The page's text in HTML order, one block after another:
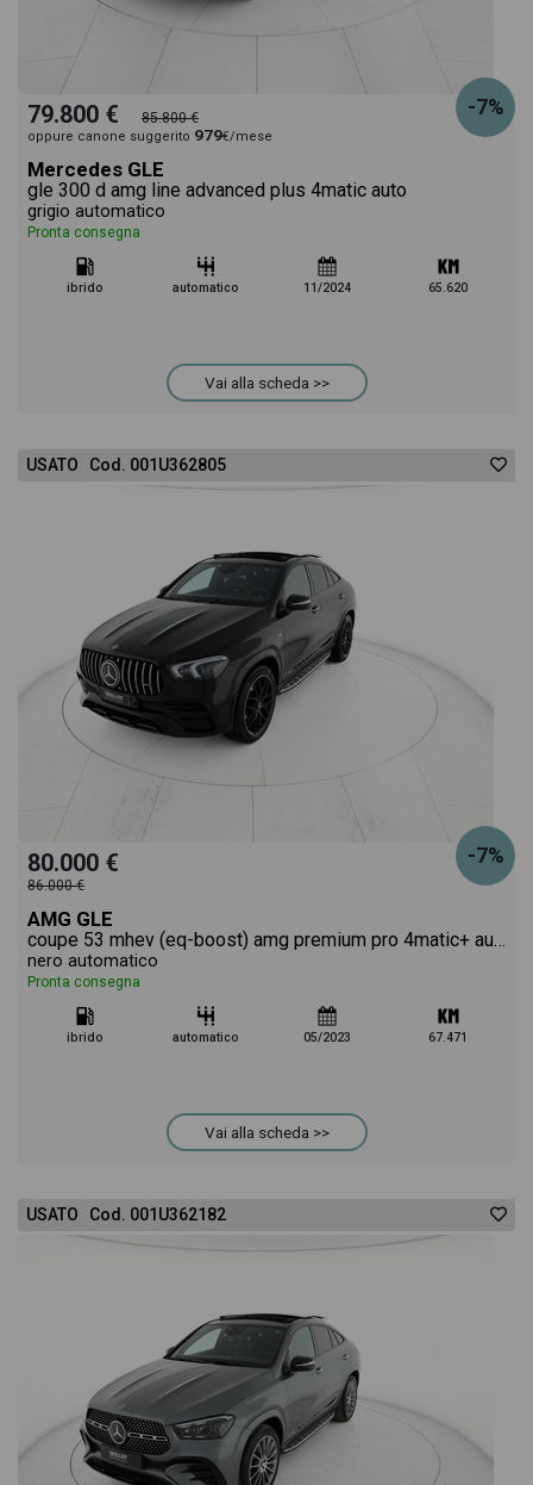
-7%
79.800 € 85.800 €
oppure canone suggerito 979€/mese
Mercedes GLE
gle 300 d amg line advanced plus 4matic auto
grigio automatico
Pronta consegna
ibrido automatico 11/2024 65.620
Vai alla scheda >>
USATO Cod. 001U362805
-7%
80.000 €
86.000 €
AMG GLE
coupe 53 mhev (eq-boost) amg premium pro 4matic+ auto
nero automatico
Pronta consegna
ibrido automatico 05/2023 67.471
Vai alla scheda >>
USATO Cod. 001U362182